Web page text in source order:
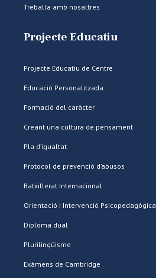
Treballa amb nosaltres
Projecte Educatiu
Projecte Educatiu de Centre
Educació Personalitzada
Formació del caràcter
Creant una cultura de pensament
Pla d’igualtat
Protocol de prevenció d’abusos
Batxillerat Internacional
Orientació i Intervenció Psicopedagògica
Diploma dual
Plurilingüisme
Exàmens de Cambridge